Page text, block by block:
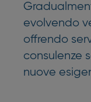
evolvendo
offrendo
consulenze
nuove